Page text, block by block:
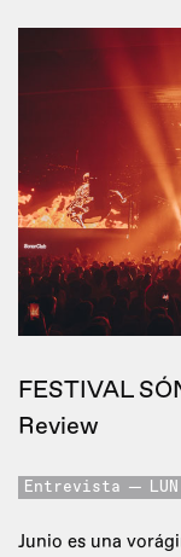
FESTIVAL
Review
Entrevista
Junio es una